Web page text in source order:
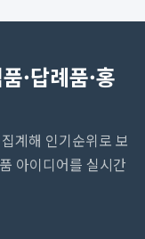
·답례품·홍
계해 인기순위로 보
아이디어를 실시간